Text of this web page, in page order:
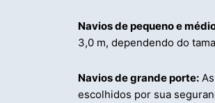
Navios de pequeno e
3,0 m, dependendo do
Navios de grande porte:
escolhidos por sua